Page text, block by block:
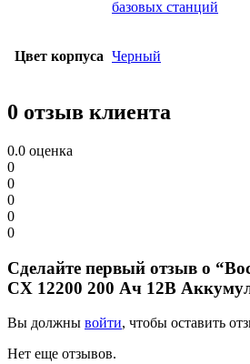
базовых станций
Цвет корпуса Черный
0 отзыв клиента
0.0 оценка
0
0
0
0
0
Сделайте первый отзыв о
СХ 12200 200 Ач 12В
Вы должны войти, чтобы оставить
Нет еще отзывов.